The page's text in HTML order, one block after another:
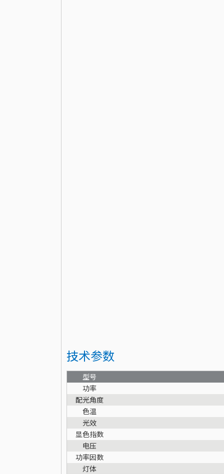
技术参数
型号
功率
配光角度
色温
光效
显色指数
电压
功率因数
灯体